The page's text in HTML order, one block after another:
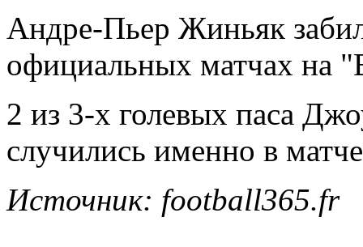
Андре-Пьер Жиньяк
официальных матчах на
2 из 3-х голевых паса
случились именно в
Источник: football365.fr